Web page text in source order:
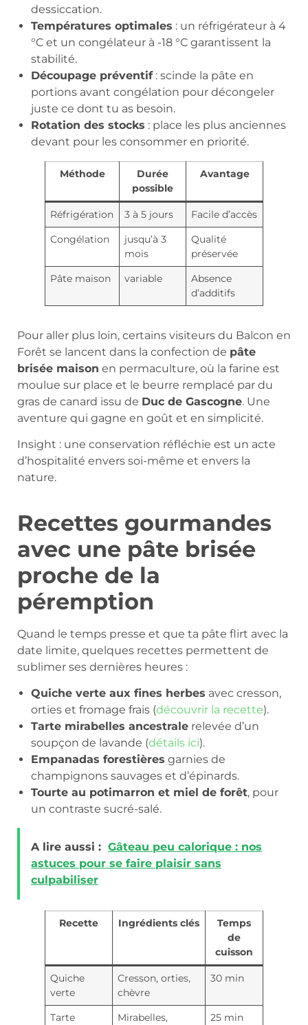
dessiccation.
Températures optimales : un réfrigérateur à 4
°C et un congélateur à -18 °C garantissent la
stabilité.
Découpage préventif: scinde la pâte en
portions avant congélation pour décongeler
juste ce dont tu as besoin.
Rotation des stocks : place les plus anciennes
devant pour les consommer en priorité.
Méthode
Durée
possible
Avantage
Réfrigération 3 à 5 jours
Facile d’accès
Congélation
jusqu’à 3
mois
Qualité
préservée
Pâte maison
variable
Absence
d’additifs
Pour aller plus loin, certains visiteurs du Balcon en
Forêt se lancent dans la confection de pâte
brisée maison en permaculture, où la farine est
moulue sur place et le beurre remplacé par du
gras de canard issu de Duc de Gascogne. Une
aventure qui gagne en goût et en simplicité.
Insight : une conservation réfléchie est un acte
d’hospitalité envers soi-même et envers la
nature.
Recettes gourmandes
avec une pâte brisée
proche de la
péremption
Quand le temps presse et que ta pâte flirt avec la
date limite, quelques recettes permettent de
sublimer ses dernières heures :
Quiche verte aux fines herbes avec cresson,
orties et fromage frais (découvrir la recette).
Tarte mirabelles ancestrale relevée d’un
soupçon de lavande (détails ici).
Empanadas forestières garnies de
champignons sauvages et d’épinards.
Tourte au potimarron et miel de forêt, pour
un contraste sucré-salé.
A lire aussi : Gâteau peu calorique : nos
astuces pour se faire plaisir sans
culpabiliser
Recette Ingrédients clés
Temps
de
cuisson
Quiche
verte
Cresson, orties,
chèvre
30 min
Tarte
Mirabelles,
25 min